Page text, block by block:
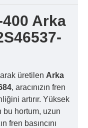
Arka
üretilen Arka
, aracınızın fren
artırır. Yüksek
bu hortum, uzun
fren basıncını